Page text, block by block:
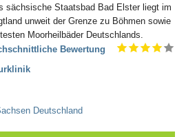
sächsische Staatsbad Bad Elster liegt im
unweit der Grenze zu Böhmen sowie
Moorheilbäder Deutschlands.
Bewertung
Deutschland